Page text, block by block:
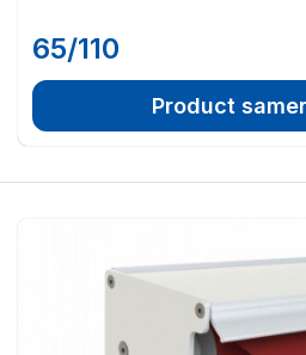
65/110
Product